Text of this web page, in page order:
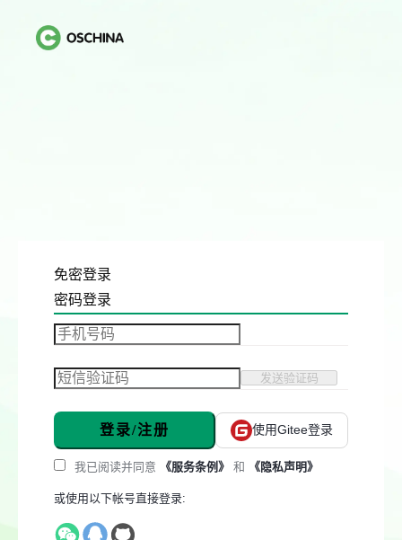
免密登录
密码登录
发送验证码
登录/注册 使用Gitee登录
我已阅读并同意 《服务条例》 和 《隐私声明》
或使用以下帐号直接登录: